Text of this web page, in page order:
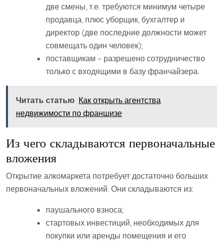
две смены, т.е. требуются минимум четыре
продавца, плюс уборщик, бухгалтер и
директор (две последние должности может
совмещать один человек);
поставщикам – разрешено сотрудничество
только с входящими в базу франчайзера.
Читать статью Как открыть агентства
недвижимости по франшизе
Из чего складываются первоначальные
вложения
Открытие алкомаркета потребует достаточно больших
первоначальных вложений. Они складываются из:
паушального взноса;
стартовых инвестиций, необходимых для
покупки или аренды помещения и его